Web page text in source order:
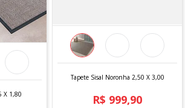
cm
60cm x 90cm
ilustrativa
X 1,80
Tapete Sisal Noronha 2,50 X 3,00
R$ 999,90